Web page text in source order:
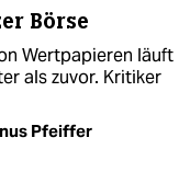
Börse
Wertpapieren läuft
als zuvor. Kritiker
Pfeiffer